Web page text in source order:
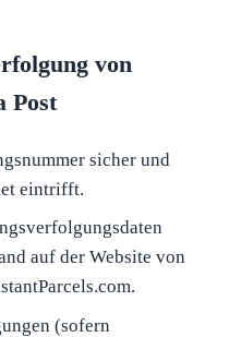
von
Post
sicher und
eintrifft.
auf der Website von
(sofern